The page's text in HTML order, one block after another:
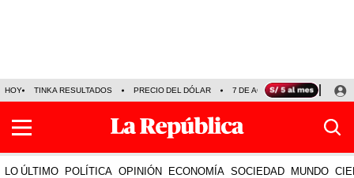
HOY TINKA RESULTADOS PRECIO DEL DÓLAR 7 DE AGOSTO OLLANTA
LO ÚLTIMO POLÍTICA OPINIÓN ECONOMÍA SOCIEDAD MUNDO